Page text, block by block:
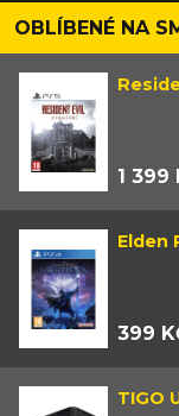
OBLÍBENÉ NA
1 399
Elden
399
TIGO